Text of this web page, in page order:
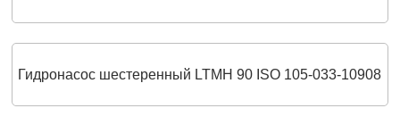
Гидронасос шестеренный LTMH 90 ISO 105-033-10908